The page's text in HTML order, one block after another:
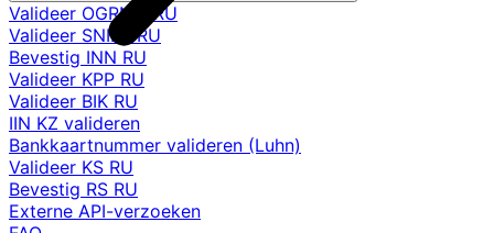
Valideer OGRNIP RU
Valideer SNILS RU
Bevestig INN RU
Valideer KPP RU
Valideer BIK RU
IIN KZ valideren
Bankkaartnummer valideren (Luhn)
Valideer KS RU
Bevestig RS RU
Externe API-verzoeken